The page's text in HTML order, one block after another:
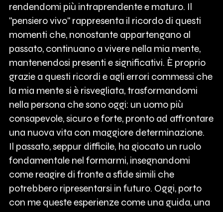
rendendomi più intraprendente e maturo. Il
"pensiero vivo" rappresenta il ricordo di questi
momenti che, nonostante appartengano al
passato, continuano a vivere nella mia mente,
mantenendosi presenti e significativi. È proprio
grazie a questi ricordi e agli errori commessi che
la mia mente si è risvegliata, trasformandomi
nella persona che sono oggi: un uomo più
consapevole, sicuro e forte, pronto ad affrontare
una nuova vita con maggiore determinazione.
Il passato, seppur difficile, ha giocato un ruolo
fondamentale nel formarmi, insegnandomi
come reagire di fronte a sfide simili che
potrebbero ripresentarsi in futuro. Oggi, porto
con me queste esperienze come una guida, una